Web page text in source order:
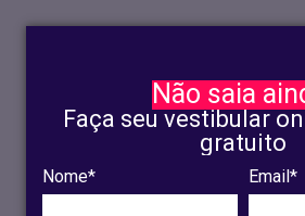
Não saia
Faça seu vestibular
gratuito
Nome* Email*
INSCRIÇÃO